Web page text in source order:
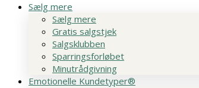
Sælg mere
Sælg mere
Gratis salgstjek
Salgsklubben
Sparringsforløbet
Minutrådgivning
Emotionelle Kundetyper®